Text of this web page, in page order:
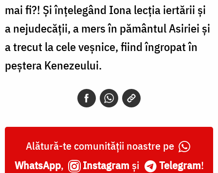
mai fi?! Și înțelegând Iona lecția iertării și
a nejudecății, a mers în pământul Asiriei și
a trecut la cele veșnice, fiind îngropat în
peștera Kenezeului.
Alătură-te comunității noastre pe
WhatsApp, Instagram și Telegram!